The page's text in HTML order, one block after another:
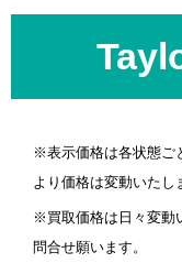
※表示価格は各状態ご
より価格は変動いたし
※買取価格は日々変動
問合せ願います。